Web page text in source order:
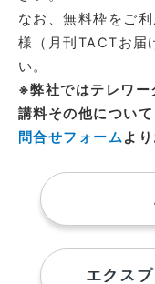
なお、無料枠をご
様（月刊TACTお届
い。
※弊社ではテレワー
講料その他につい
問合せフォームよ
エクス